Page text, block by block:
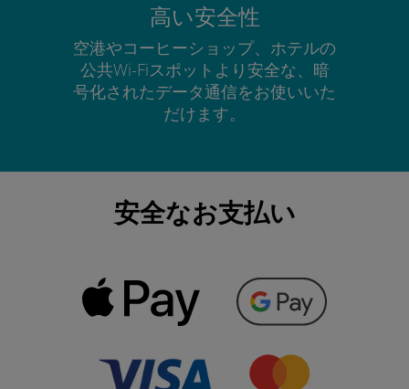
高い安全性
空港やコーヒーショップ、ホテルの
公共Wi-Fiスポットより安全な、暗
号化されたデータ通信をお使いいた
だけます。
安全なお支払い